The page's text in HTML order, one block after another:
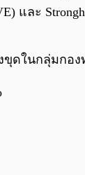
และ
ขุดในกลุ่มก